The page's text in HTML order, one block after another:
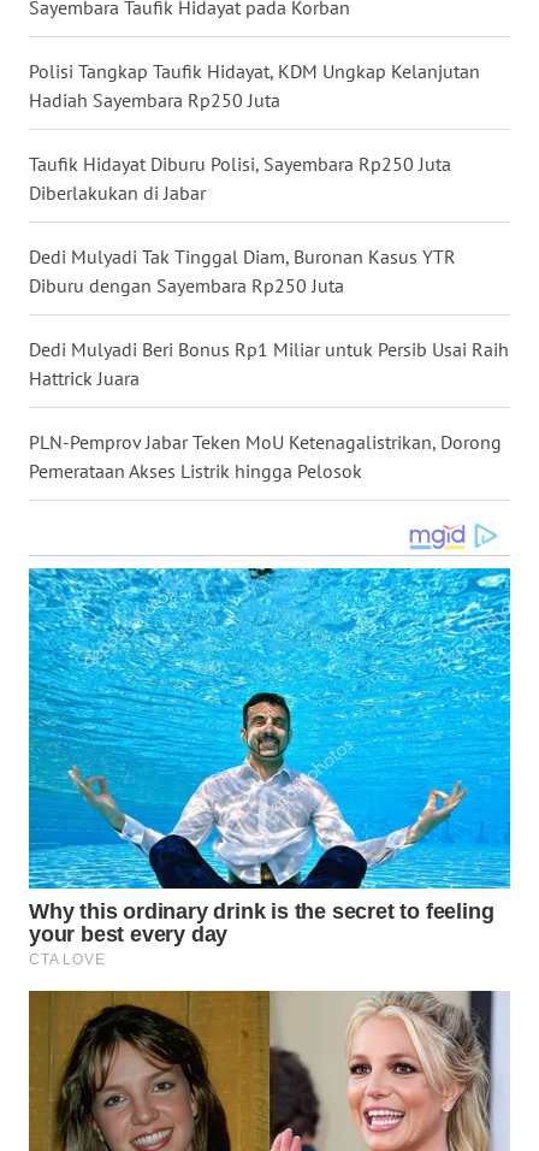
Sayembara Taufik Hidayat pada Korban
Polisi Tangkap Taufik Hidayat, KDM Ungkap Kelanjutan
Hadiah Sayembara Rp250 Juta
Taufik Hidayat Diburu Polisi, Sayembara Rp250 Juta
Diberlakukan di Jabar
Dedi Mulyadi Tak Tinggal Diam, Buronan Kasus YTR
Diburu dengan Sayembara Rp250 Juta
Dedi Mulyadi Beri Bonus Rp1 Miliar untuk Persib Usai Raih
Hattrick Juara
PLN-Pemprov Jabar Teken MoU Ketenagalistrikan, Dorong
Pemerataan Akses Listrik hingga Pelosok
WN
WN
SERAMBI
WN
JAMBI
WN
SULTRA
WN
NTB
WN
WN
SULBAR
WN
BABEL
WN
SUMBAR
WN
SUMSEL
WN
BENGKULU
LAMPUNG
WN
JATENG